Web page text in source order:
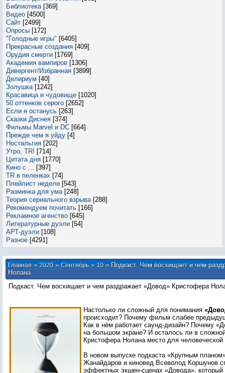
Библиотека [369]
Видео [4500]
Сайт [2499]
Опросы [172]
"Голодные игры" [6405]
Прекрасные создания [409]
Орудия смерти [1769]
Академия вампиров [1306]
Дивергент/Избранная [3899]
Делириум [40]
Золушка [1242]
Красавица и чудовище [1020]
50 оттенков серого [2652]
Если я останусь [263]
Сказки Диснея [374]
Фильмы Marvel и DC [664]
Прежде чем я уйду [4]
Ностальгия [202]
Утро, TR! [714]
Цитата дня [1770]
Кино с ... [397]
TR в пеленках [74]
Плейлист недели [543]
Разминка для ума [248]
Теория сериального взрыва [288]
Рекомендуем почитать [166]
Рекламное агенство [645]
Литературные дуэли [54]
АРТ-дуэли [108]
Разное [4291]
Главная»2020 » Сентябрь » 10» Подкаст. Чем восхищает и чем
Нолана
Подкаст. Чем восхищает и чем раздражает «Довод» Кристофера
Настолько ли сложный для понимания
происходит? Почему фильм слабее
Как в нём работает саунд-дизайн? Почему
на большом экране? И осталось ли в
Кристофера Нолана место для человеческой
В новом выпуске подкаста «Крупным
Жанайдаров и киновед Всеволод Коршунов
эффектных экшен-сценах «Довода», который